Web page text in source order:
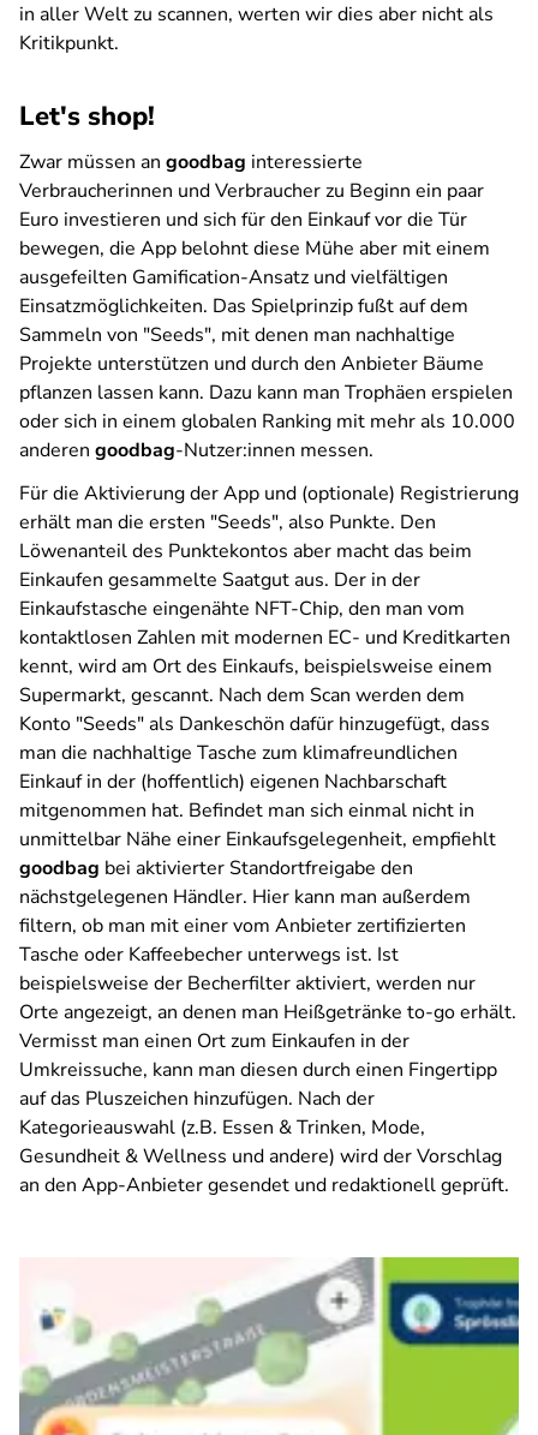
in aller Welt zu scannen, werten wir dies aber nicht als
Kritikpunkt.
Let's shop!
Zwar müssen an goodbag interessierte
Verbraucherinnen und Verbraucher zu Beginn ein paar
Euro investieren und sich für den Einkauf vor die Tür
bewegen, die App belohnt diese Mühe aber mit einem
ausgefeilten Gamification-Ansatz und vielfältigen
Einsatzmöglichkeiten. Das Spielprinzip fußt auf dem
Sammeln von "Seeds", mit denen man nachhaltige
Projekte unterstützen und durch den Anbieter Bäume
pflanzen lassen kann. Dazu kann man Trophäen erspielen
oder sich in einem globalen Ranking mit mehr als 10.000
anderen goodbag-Nutzer:innen messen.
Für die Aktivierung der App und (optionale) Registrierung
erhält man die ersten "Seeds", also Punkte. Den
Löwenanteil des Punktekontos aber macht das beim
Einkaufen gesammelte Saatgut aus. Der in der
Einkaufstasche eingenähte NFT-Chip, den man vom
kontaktlosen Zahlen mit modernen EC- und Kreditkarten
kennt, wird am Ort des Einkaufs, beispielsweise einem
Supermarkt, gescannt. Nach dem Scan werden dem
Konto "Seeds" als Dankeschön dafür hinzugefügt, dass
man die nachhaltige Tasche zum klimafreundlichen
Einkauf in der (hoffentlich) eigenen Nachbarschaft
mitgenommen hat. Befindet man sich einmal nicht in
unmittelbar Nähe einer Einkaufsgelegenheit, empfiehlt
goodbag bei aktivierter Standortfreigabe den
nächstgelegenen Händler. Hier kann man außerdem
filtern, ob man mit einer vom Anbieter zertifizierten
Tasche oder Kaffeebecher unterwegs ist. Ist
beispielsweise der Becherfilter aktiviert, werden nur
Orte angezeigt, an denen man Heißgetränke to-go erhält.
Vermisst man einen Ort zum Einkaufen in der
Umkreissuche, kann man diesen durch einen Fingertipp
auf das Pluszeichen hinzufügen. Nach der
Kategorieauswahl (z.B. Essen & Trinken, Mode,
Gesundheit & Wellness und andere) wird der Vorschlag
an den App-Anbieter gesendet und redaktionell geprüft.